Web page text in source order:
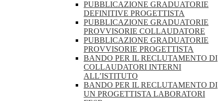
PUBBLICAZIONE GRADUATORIE
DEFINITIVE PROGETTISTA
PUBBLICAZIONE GRADUATORIE
PROVVISORIE COLLAUDATORE
PUBBLICAZIONE GRADUATORIE
PROVVISORIE PROGETTISTA
BANDO PER IL RECLUTAMENTO DI
COLLAUDATORI INTERNI
ALL’ISTITUTO
BANDO PER IL RECLUTAMENTO DI
UN PROGETTISTA LABORATORI